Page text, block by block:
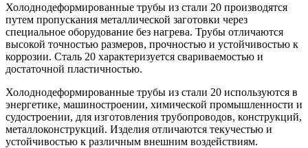
Холоднодеформированные трубы из стали 20 производятся
путем пропускания металлической заготовки через
специальное оборудование без нагрева. Трубы отличаются
высокой точностью размеров, прочностью и устойчивостью к
коррозии. Сталь 20 характеризуется свариваемостью и
достаточной пластичностью.
Холоднодеформированные трубы из стали 20 используются в
энергетике, машиностроении, химической промышленности и
судостроении, для изготовления трубопроводов, конструкций,
металлоконструкций. Изделия отличаются текучестью и
устойчивостью к различным внешним воздействиям.